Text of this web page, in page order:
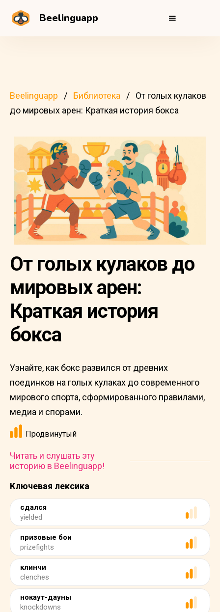
Beelinguapp
Beelinguapp Библиотека
От голых кулаков
до мировых арен: Краткая история бокса
Ключевая лексика
сдался
yielded
призовые бои
prizefights
клинчи
clenches
нокаут-дауны
knockdowns
От голых кулаков до
мировых арен:
Краткая история
бокса
Узнайте, как бокс развился от древних
поединков на голых кулаках до современного
мирового спорта, сформированного правилами,
медиа и спорами.
Продвинутый
Читать и слушать эту
историю в Beelinguapp!